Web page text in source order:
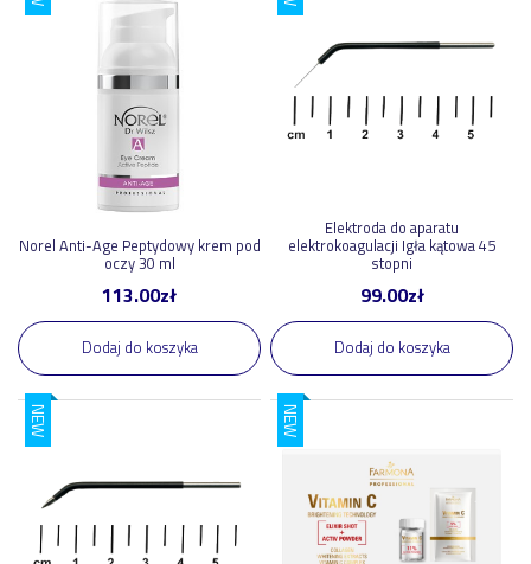
Norel Anti-Age Peptydowy krem pod
oczy 30 ml
113.00zł
Dodaj do koszyka
Elektroda do aparatu
elektrokoagulacji Igła kątowa 45
stopni
99.00zł
Dodaj do koszyka
NEW NEW